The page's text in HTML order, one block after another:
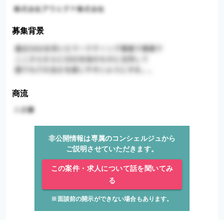
募集背景
商流
非公開情報は専属のコンシェルジュから
ご説明させていただきます。
この案件・求人について話を聞いてみ
る
※面談前の開示ができない場合もあります。